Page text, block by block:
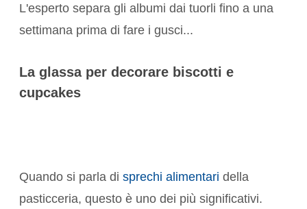
L'esperto separa gli albumi dai tuorli fino a una
settimana prima di fare i gusci...
La glassa per decorare biscotti e
cupcakes
Quando si parla di sprechi alimentari della
pasticceria, questo è uno dei più significativi.